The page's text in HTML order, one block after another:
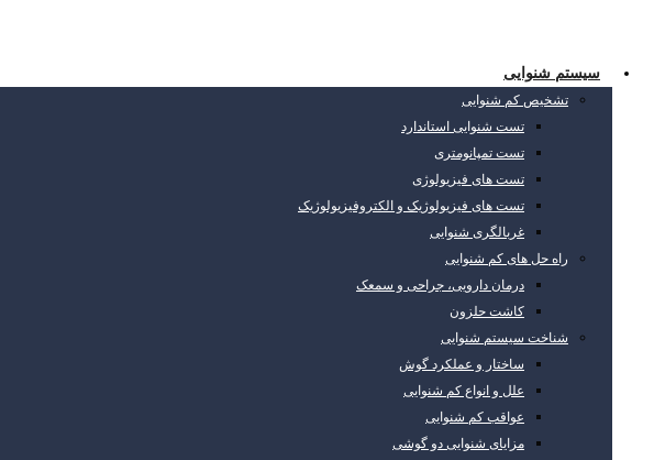
سیستم شنوایی
تشخیص کم شنوایی
تست شنوایی استاندارد
تست تمپانومتری
تست های فیزیولوژی
تست های فیزیولوژیک و الکتروفیزیولوژیک
غربالگری شنوایی
راه حل های کم شنوایی
درمان دارویی، جراحی و سمعک
کاشت حلزون
شناخت سیستم شنوایی
ساختار و عملکرد گوش
علل و انواع کم شنوایی
عواقب کم شنوایی
مزایای شنوایی دو گوشی